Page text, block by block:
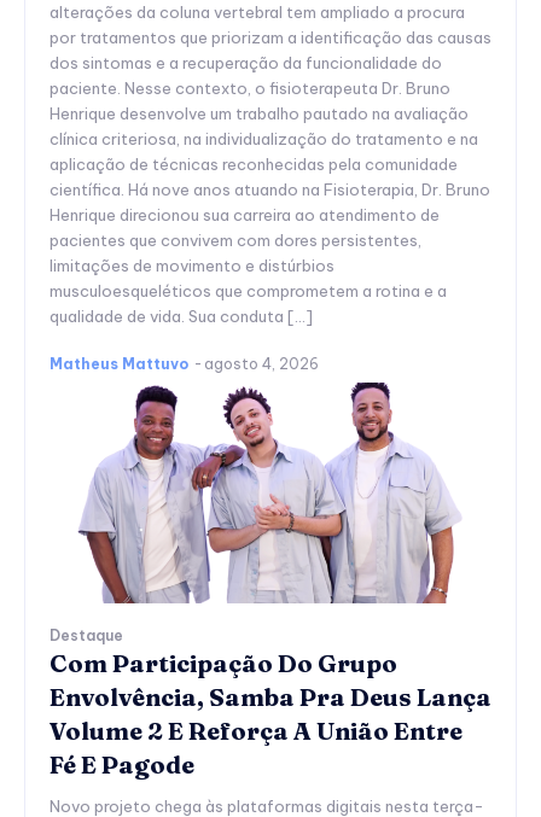
alterações da coluna vertebral tem ampliado a procura
por tratamentos que priorizam a identificação das causas
dos sintomas e a recuperação da funcionalidade do
paciente. Nesse contexto, o fisioterapeuta Dr. Bruno
Henrique desenvolve um trabalho pautado na avaliação
clínica criteriosa, na individualização do tratamento e na
aplicação de técnicas reconhecidas pela comunidade
científica. Há nove anos atuando na Fisioterapia, Dr. Bruno
Henrique direcionou sua carreira ao atendimento de
pacientes que convivem com dores persistentes,
limitações de movimento e distúrbios
musculoesqueléticos que comprometem a rotina e a
qualidade de vida. Sua conduta […]
Matheus Mattuvo - agosto 4, 2026
Destaque
Com Participação Do Grupo
Envolvência, Samba Pra Deus Lança
Volume 2 E Reforça A União Entre
Fé E Pagode
Novo projeto chega às plataformas digitais nesta terça-